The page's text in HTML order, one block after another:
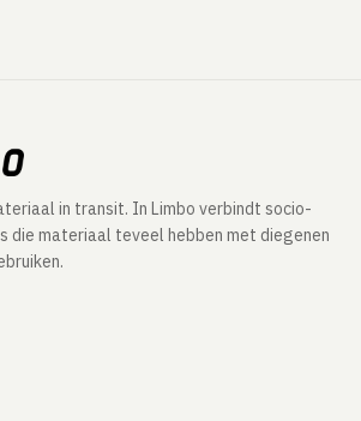
in transit. In Limbo verbindt socio-
die materiaal teveel hebben met diegenen